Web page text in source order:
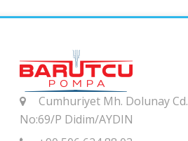
Cumhuriyet Mh. Dolunay Cd.
No:69/P Didim/AYDIN